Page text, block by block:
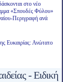
στο νέο
«Σπουδές Φύλου»
Περιγραφή ανά
Ευκαιρίας: Ανώτατο
- Ειδική